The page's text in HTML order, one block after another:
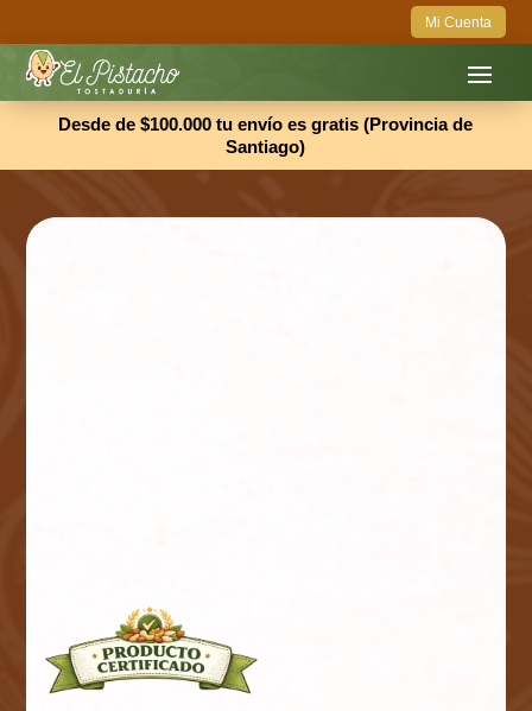
Mi Cuenta
Desde de $100.000 tu envío es gratis (Provincia de
Santiago)